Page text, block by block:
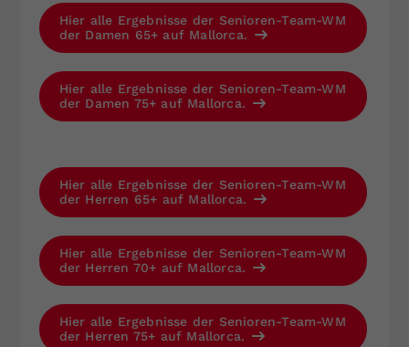
Hier alle Ergebnisse der Senioren-Team-WM
der Damen 65+ auf Mallorca.
Hier alle Ergebnisse der Senioren-Team-WM
der Damen 75+ auf Mallorca.
Hier alle Ergebnisse der Senioren-Team-WM
der Herren 65+ auf Mallorca.
Hier alle Ergebnisse der Senioren-Team-WM
der Herren 70+ auf Mallorca.
Hier alle Ergebnisse der Senioren-Team-WM
der Herren 75+ auf Mallorca.